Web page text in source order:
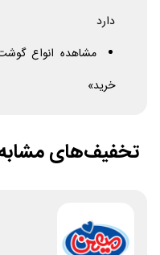
دارد
مشاهده انواع
خرید»
تخفیف‌های